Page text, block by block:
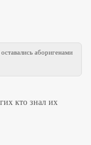
аборигенами
кто знал их